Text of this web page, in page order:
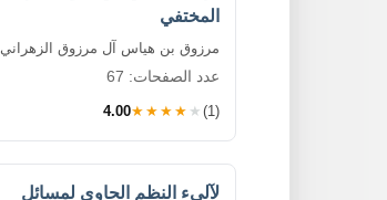
المختفي
مرزوق بن هياس آل مرزوق الزهراني
عدد الصفحات: 67
4.00★★★★★ (1)
لآليء النظم الحاوي لمسائل